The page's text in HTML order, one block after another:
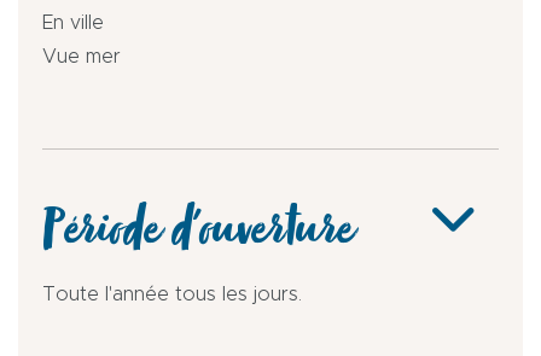
En ville
Vue mer
Période d'ouverture
Toute l'année tous les jours.